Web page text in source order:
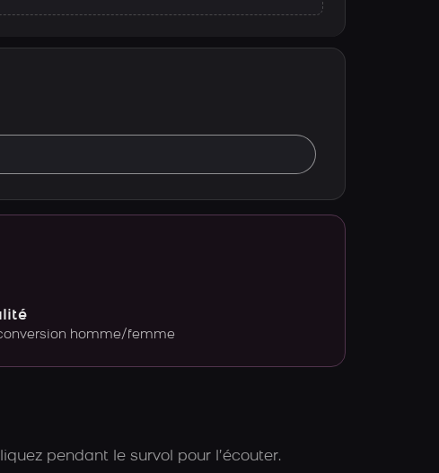
homme/femme
pendant le survol pour l’écouter.